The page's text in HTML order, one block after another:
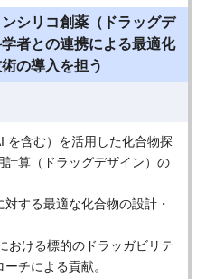
シリコ創薬（ドラッグデ
者との連携による最適化
の導入を担う
を含む）を活用した化合物探
算（ドラッグデザイン）の
する最適な化合物の設計・
おける標的のドラッガビリテ
チによる貢献。